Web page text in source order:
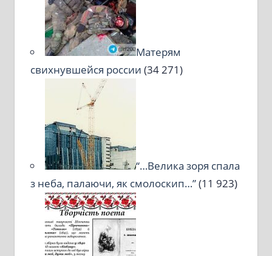
Матерям
свихнувшейся россии (34 271)
“…Велика зоря спала
з неба, палаючи, як смолоскип…”(11 923)